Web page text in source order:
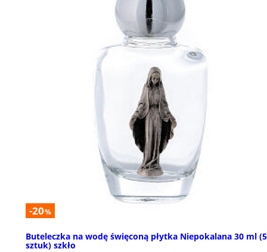
-20%
Buteleczka na wodę święconą płytka Niepokalana 30 ml
sztuk) szkło